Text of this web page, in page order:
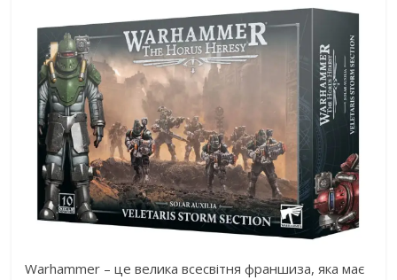
Warhammer – це велика всесвітня франшиза, яка має